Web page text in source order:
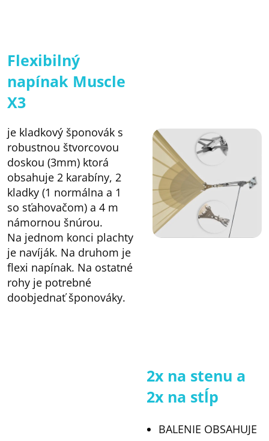
Flexibilný
napínak Muscle
X3
je kladkový šponovák s
robustnou štvorcovou
doskou (3mm) ktorá
obsahuje 2 karabíny, 2
kladky (1 normálna a 1
so sťahovačom) a 4 m
námornou šnúrou.
Na jednom konci plachty
je navíják. Na druhom je
flexi napínak. Na ostatné
rohy je potrebné
doobjednať šponováky.
2x na stenu a
2x na stĺp
BALENIE OBSAHUJE